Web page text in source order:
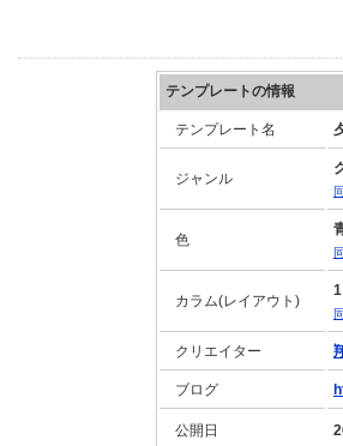
テンプレートの情報
テンプレート名
ジャンル
色
カラム(レイアウト)
クリエイター
ブログ
公開日